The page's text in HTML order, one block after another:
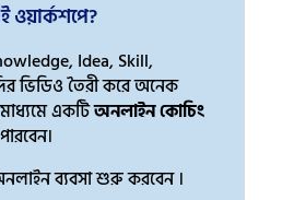
ওয়ার্কশপে?
Idea, Skill,
ভিডিও তৈরী করে অনেক
একটিঅনলাইন কোচিং
ব্যবসা শুরু করবেন ।